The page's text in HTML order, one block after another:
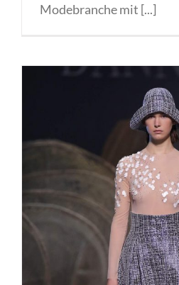
Modebranche mit [...]